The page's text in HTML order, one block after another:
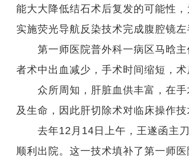
能大大降低结石术后复发的可能性
实施荧光导航反染技术完成腹腔镜左
第一师医院普外科一病区马晗主
者术中出血减少，手术时间缩短，
众所周知，肝脏血供丰富，在手
及生命，因此肝切除术对临床操作技
去年12月14日上午，王遂函主刀
顺利出院。这一技术填补了第一师